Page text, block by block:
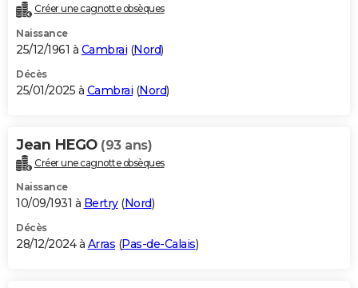
Créer une cagnotte obsèques
Naissance
25/12/1961 à Cambrai (Nord)
Décès
25/01/2025 à Cambrai (Nord)
Jean HEGO (93 ans)
Créer une cagnotte obsèques
Naissance
10/09/1931 à Bertry(Nord)
Décès
28/12/2024 à Arras (Pas-de-Calais)